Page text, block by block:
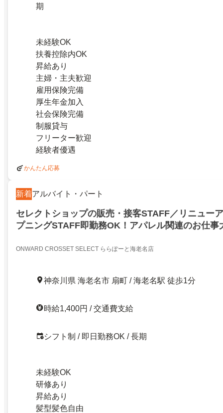
期
未経験OK
扶養控除内OK
昇給あり
主婦・主夫歓迎
雇用保険完備
厚生年金加入
社会保険完備
制服貸与
フリーター歓迎
経験者優遇
かんたん応募
新着アルバイト・パート
セレクトショップの販売・接客STAFF／リニュー
プニングSTAFF即勤務OK！アパレル関連のお仕事
市(ららぽーと海老名)
ONWARD CROSSET SELECT ららぽーと海老名店
神奈川県 海老名市 扇町 / 海老名駅 徒歩1分
時給1,400円 / 交通費支給
シフト制 / 即日勤務OK / 長期
未経験OK
研修あり
昇給あり
髪型髪色自由